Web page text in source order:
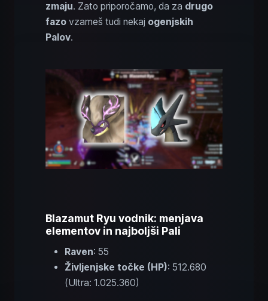
zmaju. Zato priporočamo, da za drugo
fazo vzameš tudi nekaj ogenjskih
Palov.
Blazamut Ryu vodnik: menjava
elementov in najboljši Pali
Raven: 55
Življenjske točke (HP): 512.680
(Ultra: 1.025.360)